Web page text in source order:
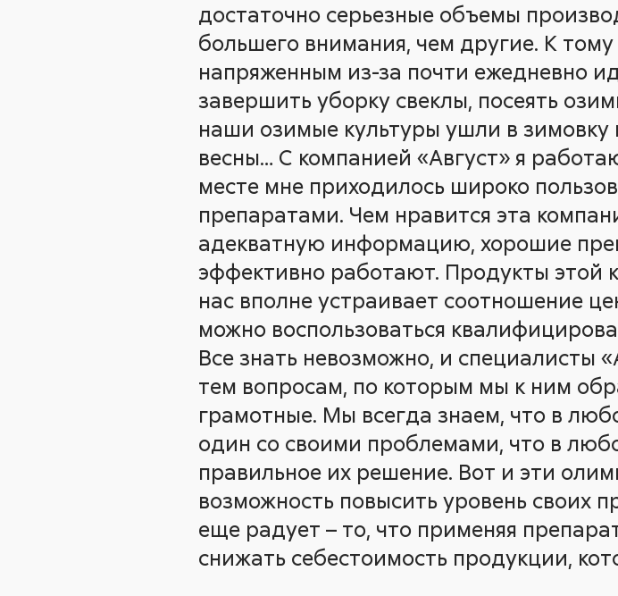
достаточно серьезные объемы
большего внимания, чем другие. К
напряженным из-за почти ежедневно
завершить уборку свеклы, посеять
наши озимые культуры ушли в
весны… С компанией «Август» я
месте мне приходилось широко
препаратами. Чем нравится эта
адекватную информацию, хорошие
эффективно работают. Продукты этой
нас вполне устраивает соотношение
можно воспользоваться
Все знать невозможно, и специалисты
тем вопросам, по которым мы к ним
грамотные. Мы всегда знаем, что в
один со своими проблемами, что в
правильное их решение. Вот и эти
возможность повысить уровень своих
еще радует – то, что применяя
снижать себестоимость продукции,